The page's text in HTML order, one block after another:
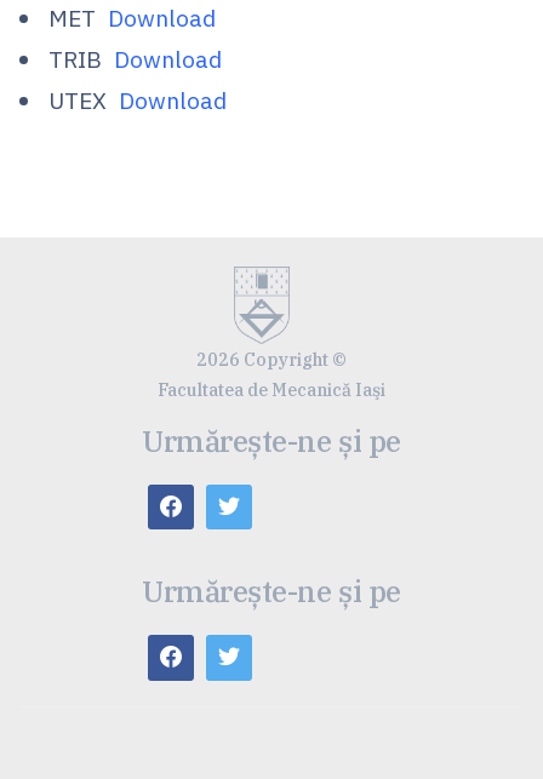
MET Download
TRIB Download
UTEX Download
2026 Copyright ©
Facultatea de Mecanică Iaşi
Urmărește-ne și pe
Urmărește-ne și pe